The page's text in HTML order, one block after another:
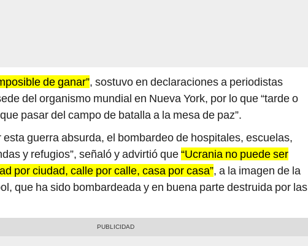
de ganar”, sostuvo en declaraciones a periodistas
del organismo mundial en Nueva York, por lo que “tarde o
pasar del campo de batalla a la mesa de paz”.
esta guerra absurda, el bombardeo de hospitales, escuelas,
y refugios”, señaló y advirtió que“Ucrania no puede ser
por ciudad, calle por calle, casa por casa”, a la imagen de la
que ha sido bombardeada y en buena parte destruida por las